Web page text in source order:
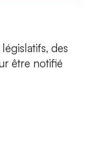
des
être notifié